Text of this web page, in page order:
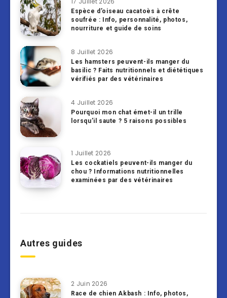
Espèce d’oiseau cacatoès à crête
soufrée : Info, personnalité, photos,
nourriture et guide de soins
8 Juillet 2026
Les hamsters peuvent-ils manger du
basilic ? Faits nutritionnels et diététiques
vérifiés par des vétérinaires
4 Juillet 2026
Pourquoi mon chat émet-il un trille
lorsqu’il saute ? 5 raisons possibles
1 Juillet 2026
Les cockatiels peuvent-ils manger du
chou ? Informations nutritionnelles
examinées par des vétérinaires
Autres guides
2 Juin 2026
Race de chien Akbash : Info, photos,